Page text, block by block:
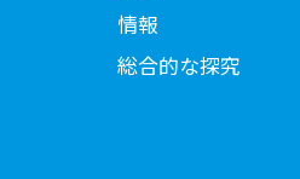
情報
総合的な探究